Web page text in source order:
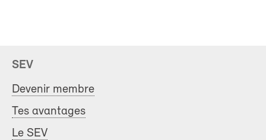
SEV
Devenir membre
Tes avantages
Le SEV